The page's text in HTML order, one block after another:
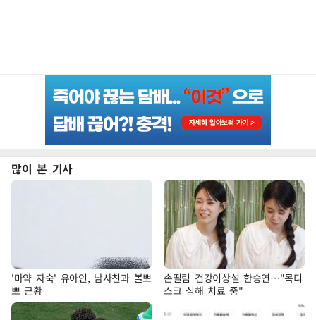
많이 본 기사
'마약 자숙' 유아인, 남사친과 볼뽀
뽀 근황
손떨림 건강이상설 한승연…"목디
스크 심해 치료 중"